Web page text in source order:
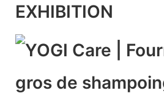
EXHIBITION